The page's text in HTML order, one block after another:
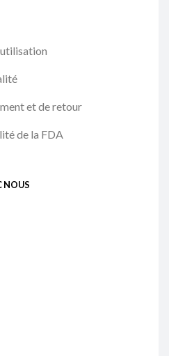
et de retour
de la FDA
NOUS